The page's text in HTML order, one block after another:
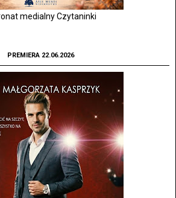
medialny Czytaninki
PREMIERA 22.06.2026